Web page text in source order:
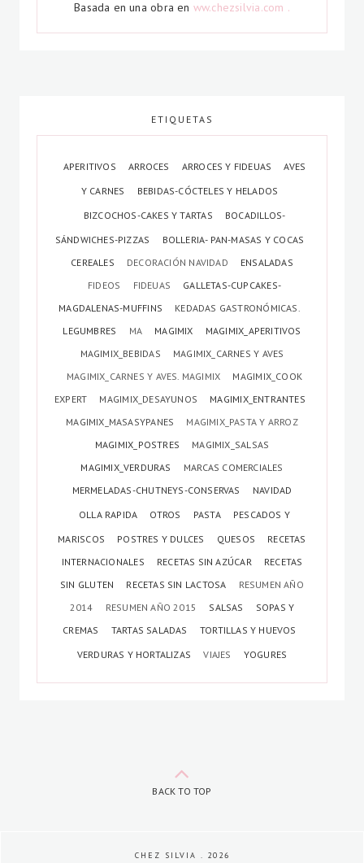
Basada en una obra en ww.chezsilvia.com .
ETIQUETAS
APERITIVOS ARROCES ARROCES Y FIDEUAS
AVES
Y CARNES
BEBIDAS-CÓCTELES Y HELADOS
BIZCOCHOS-CAKES Y TARTAS
BOCADILLOS-
SÁNDWICHES-PIZZAS
BOLLERIA- PAN-MASAS Y COCAS
CEREALES
DECORACIÓN NAVIDAD
ENSALADAS
FIDEOS
FIDEUAS
GALLETAS-CUPCAKES-
MAGDALENAS-MUFFINS
KEDADAS GASTRONÓMICAS.
LEGUMBRES
MA MAGIMIX
MAGIMIX_APERITIVOS
MAGIMIX_BEBIDAS
MAGIMIX_CARNES Y AVES
MAGIMIX_CARNES Y AVES. MAGIMIX
MAGIMIX_COOK
EXPERT
MAGIMIX_DESAYUNOS
MAGIMIX_ENTRANTES
MAGIMIX_MASASYPANES
MAGIMIX_PASTA Y ARROZ
MAGIMIX_POSTRES
MAGIMIX_SALSAS
MAGIMIX_VERDURAS
MARCAS COMERCIALES
MERMELADAS-CHUTNEYS-CONSERVAS
NAVIDAD
OLLA RAPIDA
OTROS PASTA
PESCADOS Y
MARISCOS
POSTRES Y DULCES QUESOS
RECETAS
INTERNACIONALES
RECETAS SIN AZÚCAR
RECETAS
SIN GLUTEN
RECETAS SIN LACTOSA
RESUMEN AÑO
2014
RESUMEN AÑO 2015 SALSAS
SOPAS Y
CREMAS
TARTAS SALADAS
TORTILLAS Y HUEVOS
VERDURAS Y HORTALIZAS
VIAJES YOGURES
BACK TO TOP
CHEZ SILVIA 2026